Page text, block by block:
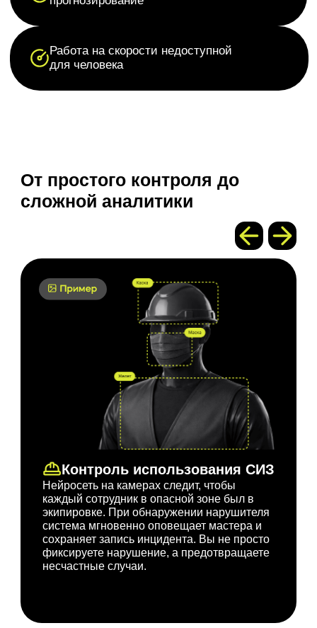
От простого контроля до
сложной аналитики
Контроль использования СИЗ
Нейросеть на камерах следит, чтобы
каждый сотрудник в опасной зоне был в
экипировке. При обнаружении нарушителя
система мгновенно оповещает мастера и
сохраняет запись инцидента. Вы не просто
фиксируете нарушение, а предотвращаете
несчастные случаи.
Когда нужна высокая
скорость, точность и
безопасность до
секунды
Производство